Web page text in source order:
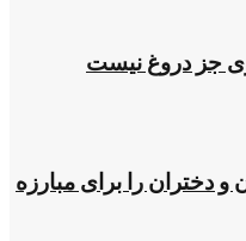
جز دروغ نیست
دختران را برای مبارزه